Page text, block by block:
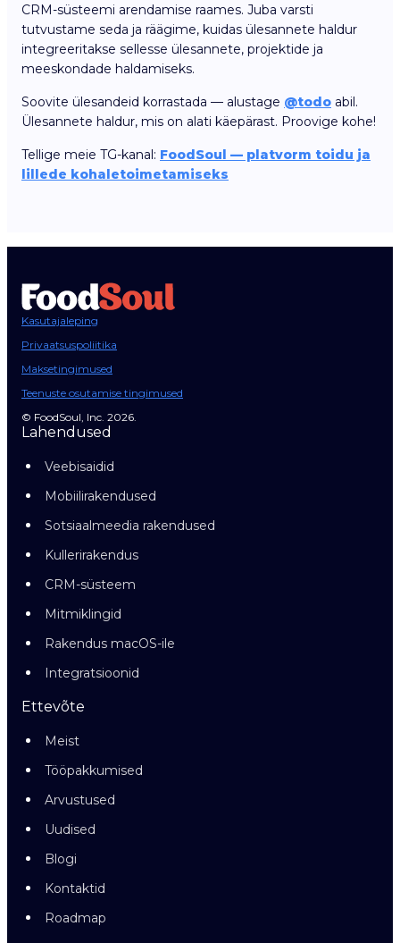
CRM-süsteemi arendamise raames. Juba varsti
tutvustame seda ja räägime, kuidas ülesannete haldur
integreeritakse sellesse ülesannete, projektide ja
meeskondade haldamiseks.
Soovite ülesandeid korrastada — alustage @todo abil.
Ülesannete haldur, mis on alati käepärast. Proovige kohe!
Tellige meie TG-kanal: FoodSoul — platvorm toidu ja
lillede kohaletoimetamiseks
Kasutajaleping
Privaatsuspoliitika
Maksetingimused
Teenuste osutamise tingimused
© FoodSoul, Inc. 2026.
Lahendused
Veebisaidid
Mobiilirakendused
Sotsiaalmeedia rakendused
Kullerirakendus
CRM-süsteem
Mitmiklingid
Rakendus macOS-ile
Integratsioonid
Ettevõte
Meist
Tööpakkumised
Arvustused
Uudised
Blogi
Kontaktid
Roadmap